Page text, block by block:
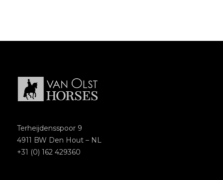
Terheijdensspoor 9
4911 BW Den Hout – NL
+31 (0) 162 429360